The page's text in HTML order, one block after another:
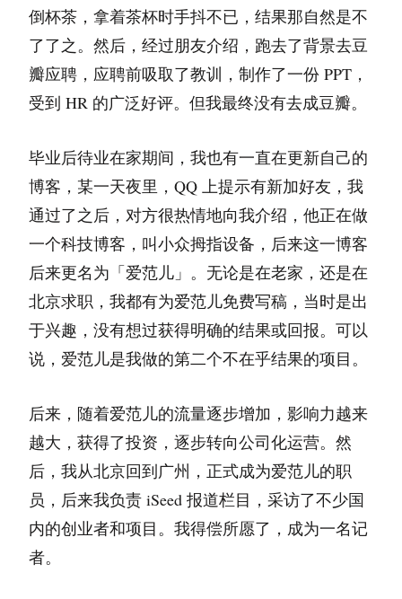
倒杯茶，拿着茶杯时手抖不已，结果那自然是不
了了之。然后，经过朋友介绍，跑去了背景去豆
瓣应聘，应聘前吸取了教训，制作了一份 PPT，
受到 HR 的广泛好评。但我最终没有去成豆瓣。
毕业后待业在家期间，我也有一直在更新自己的
博客，某一天夜里，QQ 上提示有新加好友，我
通过了之后，对方很热情地向我介绍，他正在做
一个科技博客，叫小众拇指设备，后来这一博客
后来更名为「爱范儿」。无论是在老家，还是在
北京求职，我都有为爱范儿免费写稿，当时是出
于兴趣，没有想过获得明确的结果或回报。可以
说，爱范儿是我做的第二个不在乎结果的项目。
后来，随着爱范儿的流量逐步增加，影响力越来
越大，获得了投资，逐步转向公司化运营。然
后，我从北京回到广州，正式成为爱范儿的职
员，后来我负责 iSeed 报道栏目，采访了不少国
内的创业者和项目。我得偿所愿了，成为一名记
者。